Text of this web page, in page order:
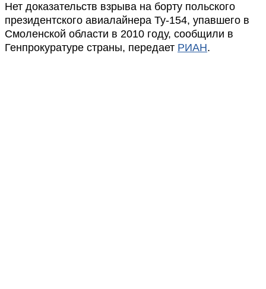
Нет доказательств взрыва на борту польского
президентского авиалайнера Ту-154, упавшего в
Смоленской области в 2010 году, сообщили в
Генпрокуратуре страны, передает РИАН.